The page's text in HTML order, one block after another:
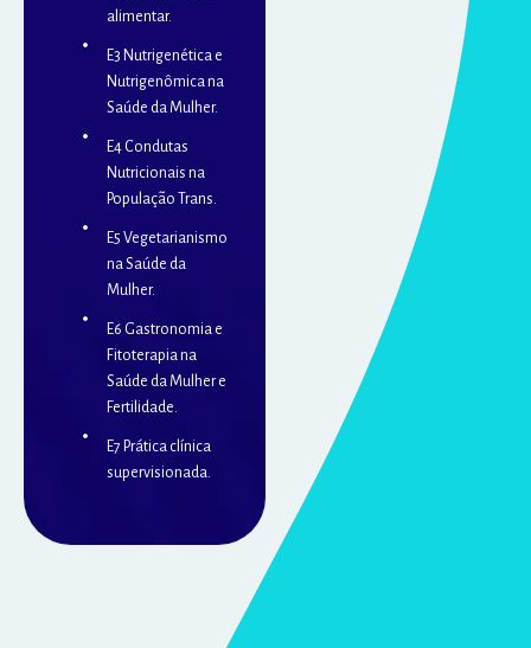
alimentar.
E3 Nutrigenética e
Nutrigenômica na
Saúde da Mulher.
E4 Condutas
Nutricionais na
População Trans.
E5 Vegetarianismo
na Saúde da
Mulher.
E6 Gastronomia e
Fitoterapia na
Saúde da Mulher e
Fertilidade.
E7 Prática clínica
supervisionada.